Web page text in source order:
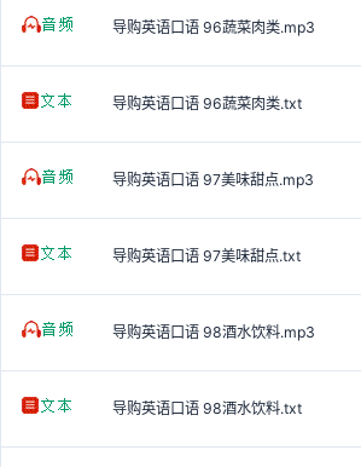
导购英语口语 96蔬菜肉类.mp3
导购英语口语 96蔬菜肉类.txt
导购英语口语 97美味甜点.mp3
导购英语口语 97美味甜点.txt
导购英语口语 98酒水饮料.mp3
导购英语口语 98酒水饮料.txt